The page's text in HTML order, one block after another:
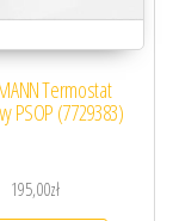
Termostat
PSOP (7729383)
195,00zł